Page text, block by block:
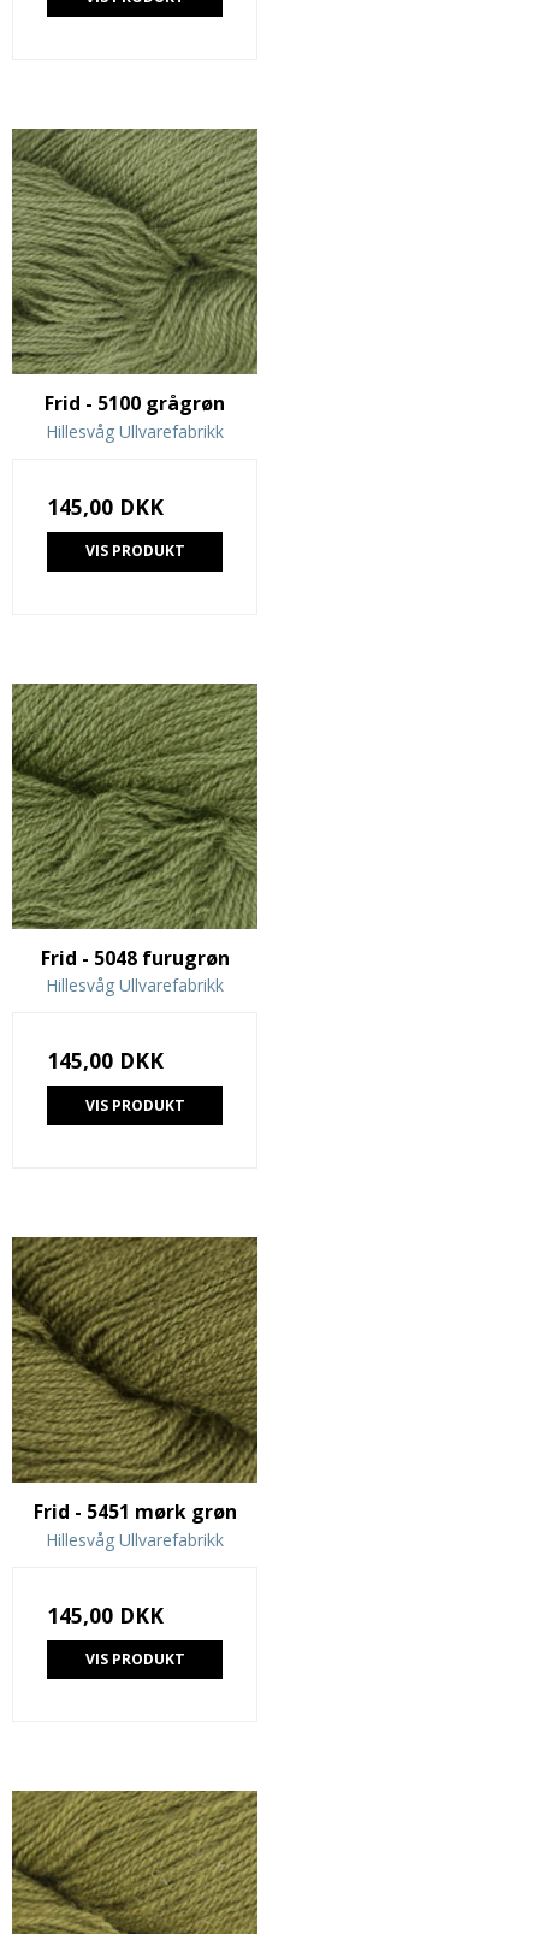
Frid - 5100 grågrøn
Hillesvåg Ullvarefabrikk
145,00 DKK
VIS PRODUKT
Frid - 5048 furugrøn
Hillesvåg Ullvarefabrikk
145,00 DKK
VIS PRODUKT
Frid - 5451 mørk grøn
Hillesvåg Ullvarefabrikk
145,00 DKK
VIS PRODUKT